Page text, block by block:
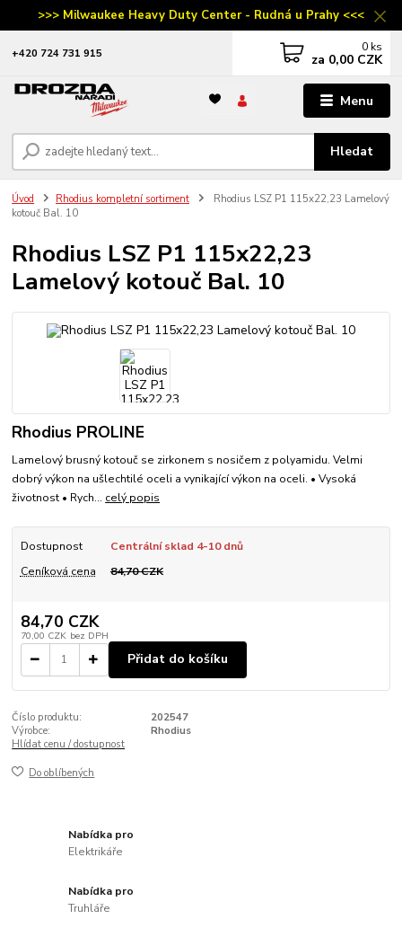
>>> Milwaukee Heavy Duty Center - Rudná u Prahy <<<
Menu
Hledat
‭+420 724 731 915 0 ks
za 0,00 CZK
Úvod Rhodius kompletní sortiment
Rhodius LSZ P1 115x22,23 Lamelový
kotouč Bal. 10
Rhodius LSZ P1 115x22,23
Lamelový kotouč Bal. 10
Rhodius PROLINE
Lamelový brusný kotouč se zirkonem s nosičem z polyamidu. Velmi
dobrý výkon na ušlechtilé oceli a vynikající výkon na oceli. • Vysoká
životnost • Rych... celý popis
Dostupnost
Centrální sklad 4-10 dnů
Ceníková cena
84,70 CZK
84,70 CZK
70,00 CZK bez DPH
Přidat do košíku
Číslo produktu:
202547
Výrobce:
Rhodius
Hlídat cenu / dostupnost
Do oblíbených
Nabídka pro
Elektrikáře
Nabídka pro
Truhláře